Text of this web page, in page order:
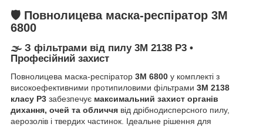
🛡️ Повнолицева маска-респіратор 3M
6800
🌫️ З фільтрами від пилу 3M 2138 P3 •
Професійний захист
Повнолицева маска-респіратор 3M 6800 у комплекті з
високоефективними протипиловими фільтрами 3M 2138
класу P3 забезпечує максимальний захист органів
дихання, очей та обличчя від дрібнодисперсного пилу,
аерозолів і твердих частинок. Ідеальне рішення для